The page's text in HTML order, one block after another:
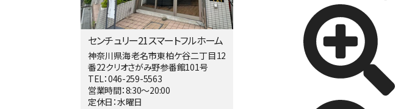
4ＬＤＫ
橋本駅
バ19分・歩8分
開放感があり日当たり良好な南西・北西角
地区画。 …
第6位
3,680万円
4ＳＬＤＫ
センチュリー21スマートフルホーム
神奈川県海老名市東柏ケ谷二丁目12
番22クリオさがみ野参番館101号
TEL：046-259-5563
営業時間：8:30～20:00
定休日：水曜日